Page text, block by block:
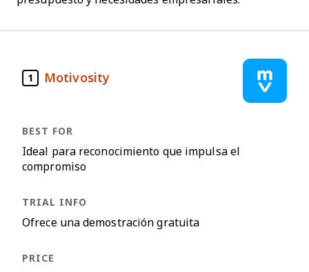
1 Motivosity
Ideal para reconocimiento que impulsa el
compromiso
Ofrece una demostración gratuita